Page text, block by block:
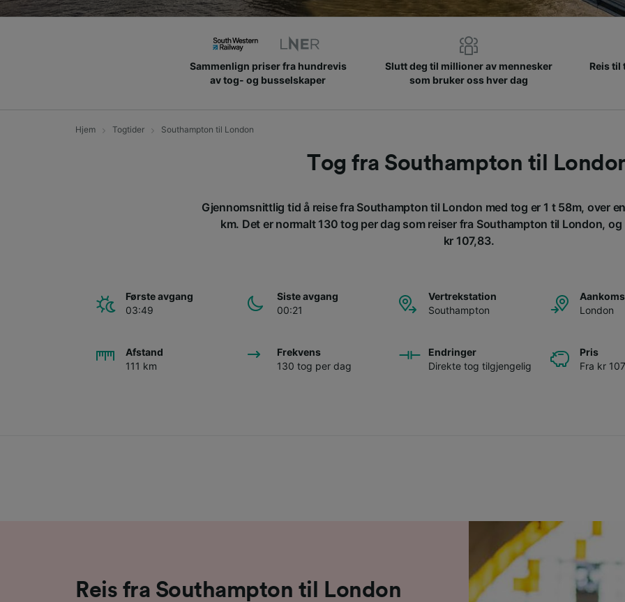
Sammenlign priser fra hundrevis
av tog- og busselskaper
Slutt deg til millioner av mennesker
som bruker oss hver dag
Reis til
Hjem Togtider Southampton til London
Tog fra Southampton til
Gjennomsnittlig tid å reise fra Southampton til London med tog er 1 t 58m, over
km. Det er normalt 130 tog per dag som reiser fra Southampton til London,
kr 107,83.
Første avgang
03:49
Siste avgang
00:21
Vertrekstation
Southampton
London
Afstand
111 km
Frekvens
130 tog per dag
Endringer
Direkte tog tilgjengelig
Pris
Fra kr
Reis fra Southampton til London